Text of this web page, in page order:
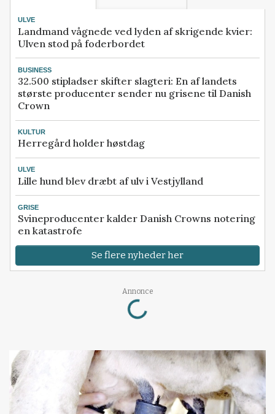
ULVE
Landmand vågnede ved lyden af skrigende kvier:
Ulven stod på foderbordet
BUSINESS
32.500 stipladser skifter slagteri: En af landets
største producenter sender nu grisene til Danish
Crown
KULTUR
Herregård holder høstdag
ULVE
Lille hund blev dræbt af ulv i Vestjylland
GRISE
Svineproducenter kalder Danish Crowns notering
en katastrofe
Se flere nyheder her
Annonce
Loading...